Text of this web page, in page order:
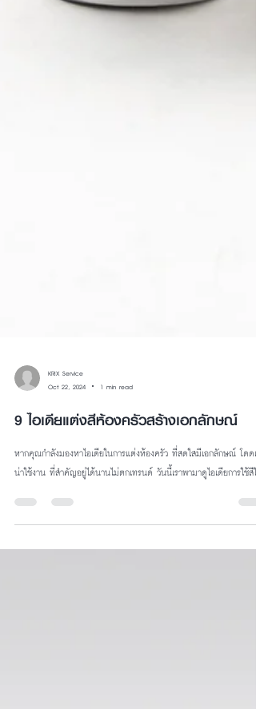
Oct 22, 2024
1 min read
9 ไอเดียแต่งสีห้องครัวสร้างเอกลักษณ์
หากคุณกำลังมองหาไอเดียในการแต่งห้องครัว ที่สดใสมีเอกลักษณ์ โดดเ
น่าใช้งาน ที่สำคัญอยู่ได้นานไม่ตกเทรนด์ วันนี้เราพามาดูไอเดียการใช้สีใ...